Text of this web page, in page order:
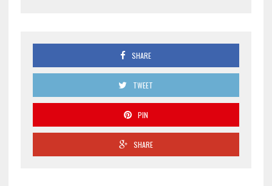
SHARE
TWEET
PIN
SHARE